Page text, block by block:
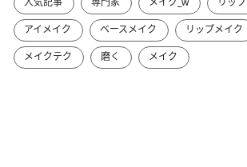
アイメイク
ベースメイク リップメイク
メイクテク
磨く メイク